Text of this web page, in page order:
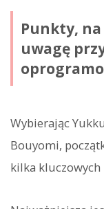
Punkty,
uwagę
Wybierając
Bouyomi,
kilka kluczowych